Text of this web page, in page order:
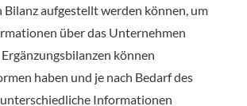
Bilanz aufgestellt werden können, um
über das Unternehmen
können
haben und je nach Bedarf des
Informationen